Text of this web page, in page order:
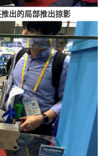
出的局部推出掠影